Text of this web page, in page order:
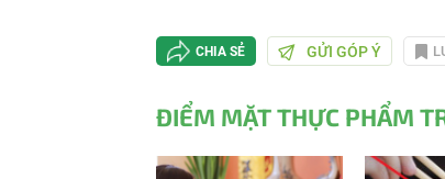
CHIA SẺ GỬI GÓP Ý
ĐIỂM MẶT THỰC PHẨM